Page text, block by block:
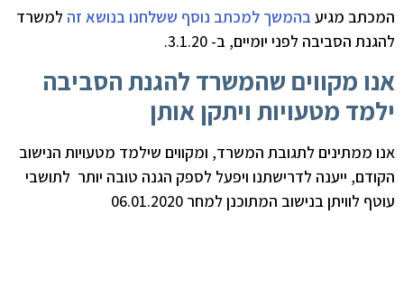
המכתב מגיעבהמשך למכתב נוסף ששלחנו בנושא זה למשרד
להגנת הסביבה לפני יומיים, ב- 3.1.20.
אנו מקווים שהמשרד להגנת הסביבה
ילמד מטעויות ויתקן אותן
אנו ממתינים לתגובת המשרד, ומקווים שילמד מטעויות הנישוב
הקודם, ייענה לדרישתנו ויפעל לספק הגנה טובה יותר לתושבי
עוטף לוויתן בנישוב המתוכנן למחר 06.01.2020